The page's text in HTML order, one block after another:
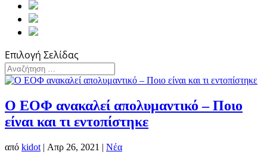
Επιλογή Σελίδας
Ο ΕΟΦ ανακαλεί απολυμαντικό – Ποιο
είναι και τι εντοπίστηκε
από kidot | Απρ 26, 2021 | Νέα